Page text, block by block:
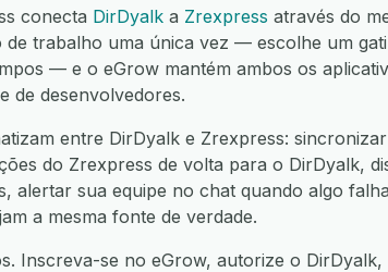
conecta DirDyalk a Zrexpress através do
trabalho uma única vez — escolhe um
— e o eGrow mantém ambos os
de desenvolvedores.
entre DirDyalk e Zrexpress:
do Zrexpress de volta para o DirDyalk,
alertar sua equipe no chat quando algo
a mesma fonte de verdade.
Inscreva-se no eGrow, autorize o